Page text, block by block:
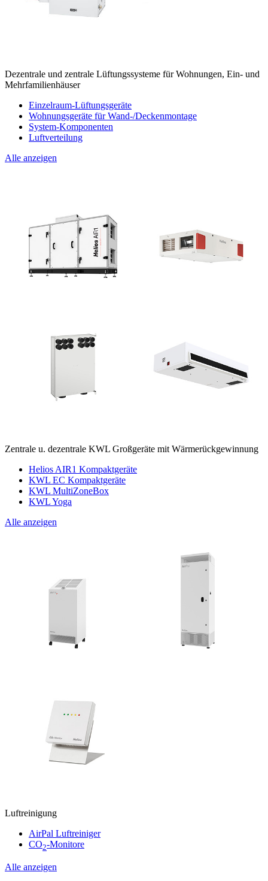
Dezentrale und zentrale Lüftungssysteme für Wohnungen, Ein- und
Mehrfamilienhäuser
Einzelraum-Lüftungsgeräte
Wohnungsgeräte für Wand-/Deckenmontage
System-Komponenten
Luftverteilung
Alle anzeigen
Zentrale u. dezentrale KWL Großgeräte mit Wärmerückgewinnung
Helios AIR1 Kompaktgeräte
KWL EC Kompaktgeräte
KWL MultiZoneBox
KWL Yoga
Alle anzeigen
Luftreinigung
AirPal Luftreiniger
CO2-Monitore
Alle anzeigen